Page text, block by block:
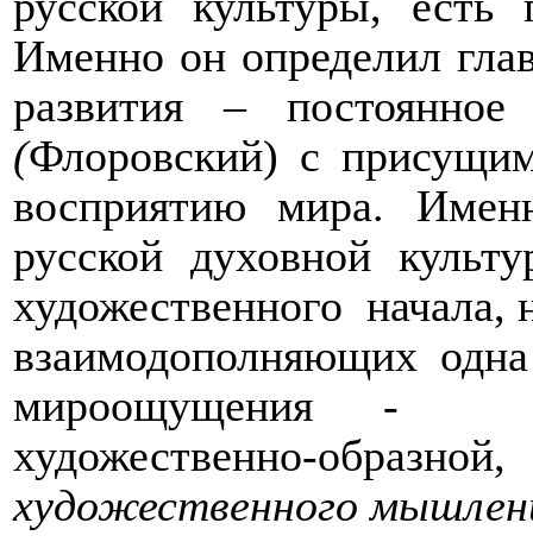
Именно он определил
развития –
(Флоровский) с
восприятию мира.
русской духовной
художественного начала,
взаимодополняющих
мироощущения -
художественно-
художественного